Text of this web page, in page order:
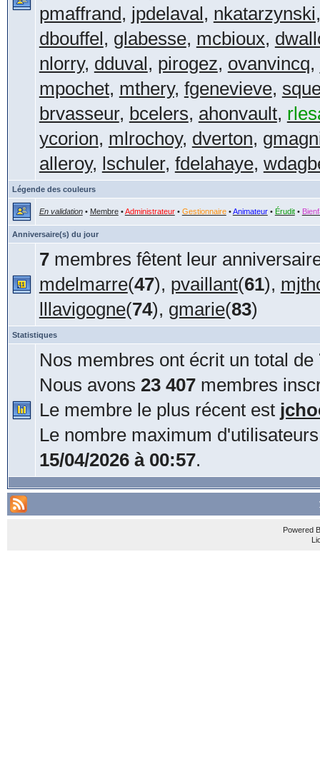
pmaffrand, jpdelaval, nkatarzynski
dbouffel, glabesse, mcbioux,
nlorry, dduval, pirogez, ovanvincq,
mpochet, mthery, fgenevieve,
brvasseur, bcelers, ahonvault,
ycorion, mlrochoy, dverton,
alleroy, lschuler, fdelahaye,
Légende des couleurs
En validation• Membre•Administrateur• Gestionnaire•Animateur• Érudit•
Anniversaire(s) du jour
7membres fêtent leur
mdelmarre(47), pvaillant(61),
lllavigogne(74), gmarie(83)
Statistiques
Nos membres ont écrit un total de
Nous avons 23 407membres
Le membre le plus récent est
Le nombre maximum
15/04/2026 à 00:57.
Powered